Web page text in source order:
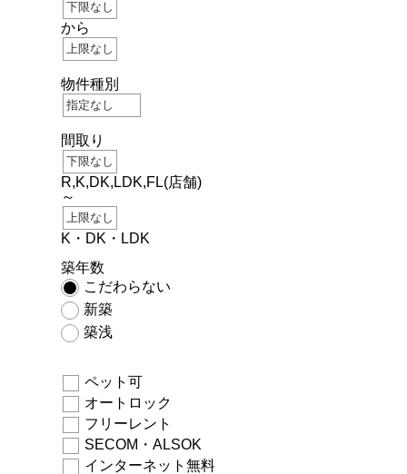
から
物件種別
間取り
R,K,DK,LDK,FL(店舗)
～
K・DK・LDK
築年数
こだわらない
新築
築浅
ペット可
オートロック
フリーレント
SECOM・ALSOK
インターネット無料